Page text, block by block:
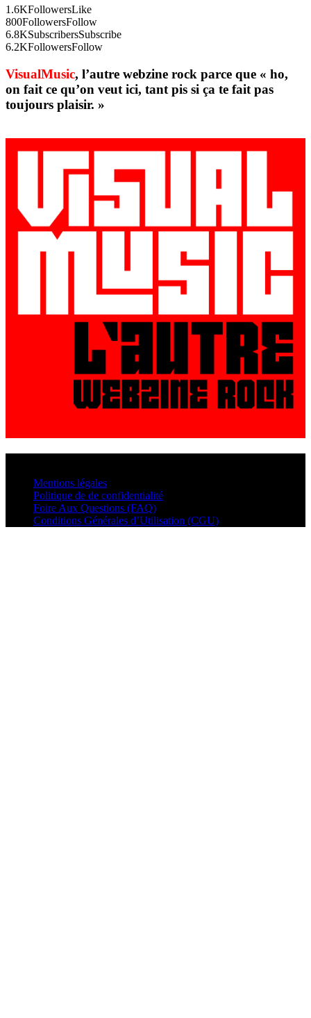
1.6KFollowersLike
800FollowersFollow
6.8KSubscribersSubscribe
6.2KFollowersFollow
VisualMusic, l’autre webzine rock parce que « ho,
on fait ce qu’on veut ici, tant pis si ça te fait pas
toujours plaisir. »
Mentions légales
Politique de de confidentialité
Foire Aux Questions (FAQ)
Conditions Générales d’Utilisation (CGU)